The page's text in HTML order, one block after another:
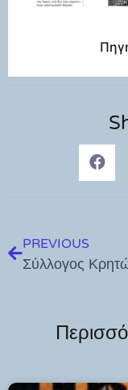
PREVIOUS